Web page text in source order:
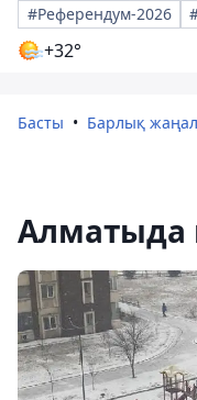
#Референдум-2026
+32°
Басты Барлық
Алматыда